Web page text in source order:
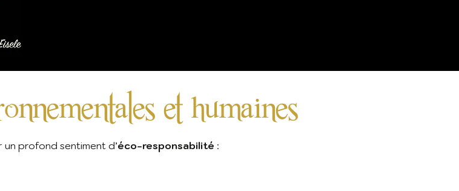
et humaines
un profond sentiment d’éco-responsabilité :